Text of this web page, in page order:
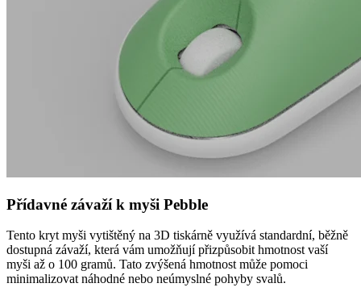
Přídavné závaží k myši Pebble
Tento kryt myši vytištěný na 3D tiskárně využívá standardní, běžně
dostupná závaží, která vám umožňují přizpůsobit hmotnost vaší
myši až o 100 gramů. Tato zvýšená hmotnost může pomoci
minimalizovat náhodné nebo neúmyslné pohyby svalů.